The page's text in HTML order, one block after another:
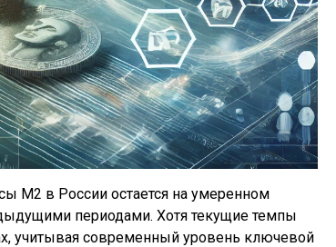
М2 в России остается на умеренном
периодами. Хотя текущие темпы
учитывая современный уровень ключевой